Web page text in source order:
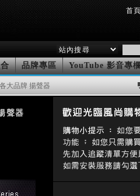
首頁
品牌專區 YouTube 影音專
大品牌 揚聲器
聲器